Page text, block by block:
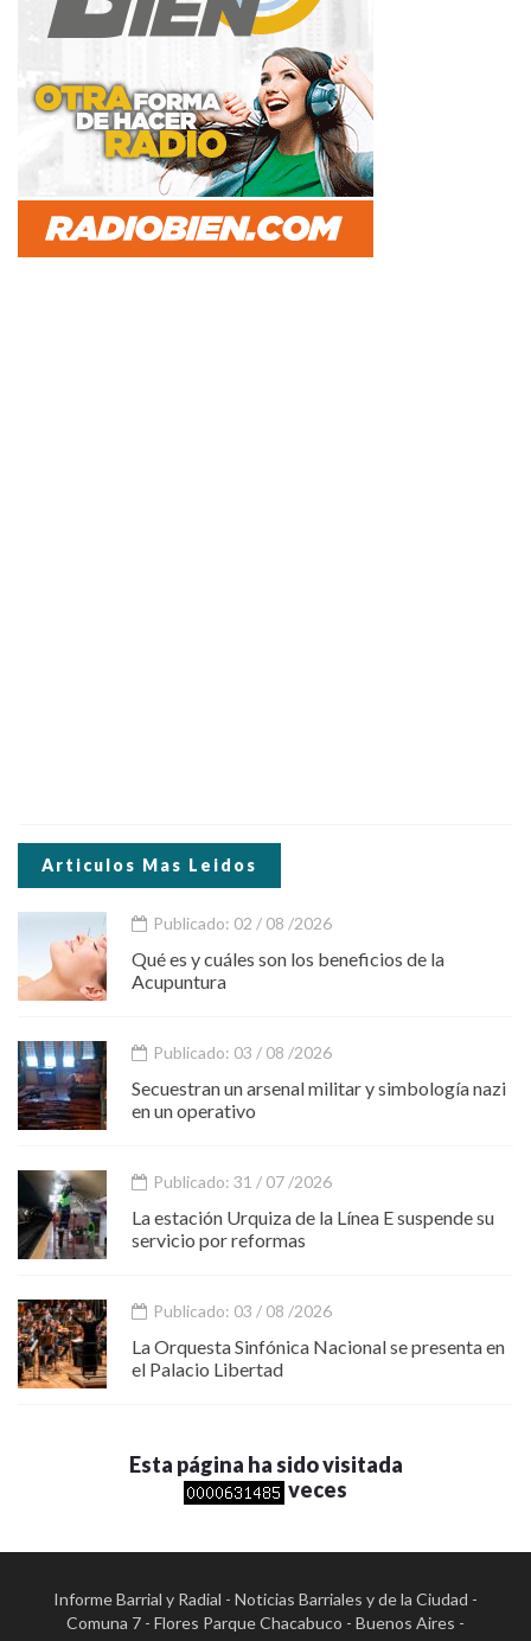
Articulos Mas Leidos
Publicado: 02 / 08 /2026
Qué es y cuáles son los beneficios de la
Acupuntura
Publicado: 03 / 08 /2026
Secuestran un arsenal militar y simbología nazi
en un operativo
Publicado: 31 / 07 /2026
La estación Urquiza de la Línea E suspende su
servicio por reformas
Publicado: 03 / 08 /2026
La Orquesta Sinfónica Nacional se presenta en
el Palacio Libertad
Esta página ha sido visitada
veces
Informe Barrial y Radial - Noticias Barriales y de la Ciudad -
Comuna 7 - Flores Parque Chacabuco - Buenos Aires -